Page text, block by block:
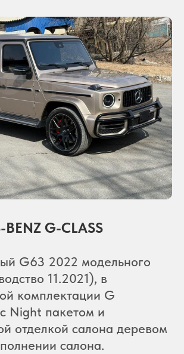
BENZ G-CLASS
G63 2022 модельного
11.2021), в
комплектации G
Night пакетом и
отделкой салона деревом
салона.